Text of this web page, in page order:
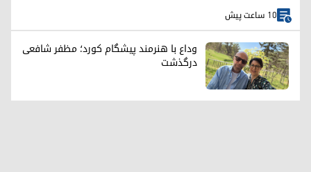
10 ساعت پیش
وداع با هنرمند پیشگام کورد؛ مظفر شافعی
درگذشت